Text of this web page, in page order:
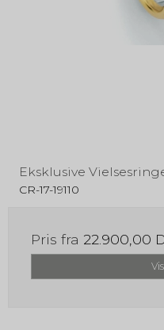
Eksklusive
CR-17-19110
Pris fra 22.900,00